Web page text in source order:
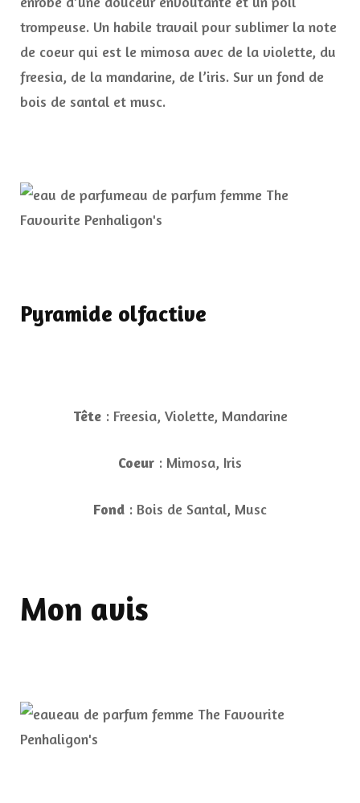
trompeuse. Un habile travail pour sublimer la note
de coeur qui est le mimosa avec de la violette, du
freesia, de la mandarine, de l’iris. Sur un fond de
bois de santal et musc.
Pyramide olfactive
Tête: Freesia, Violette, Mandarine
Coeur : Mimosa, Iris
Fond : Bois de Santal, Musc
Mon avis